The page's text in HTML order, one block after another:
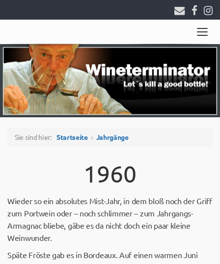
Sie sind hier: Startseite Jahrgänge
1960
Wieder so ein absolutes Mist-Jahr, in dem bloß noch der Griff
zum Portwein oder – noch schlimmer – zum Jahrgangs-
Armagnac bliebe, gäbe es da nicht doch ein paar kleine
Weinwunder.
Späte Fröste gab es in Bordeaux. Auf einen warmen Juni